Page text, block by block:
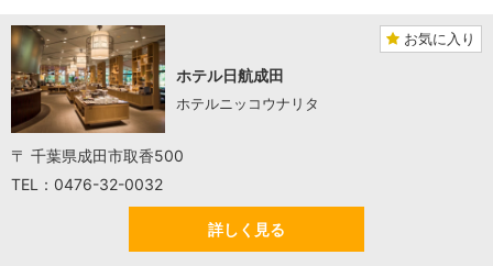
お気に入り
ホテル日航成田
ホテルニッコウナリタ
〒 千葉県成田市取香500
TEL：0476-32-0032
詳しく見る